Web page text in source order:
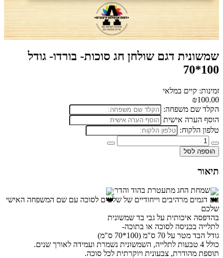
שמשונית דגם שולחן חג סוכות- בורדו- גודל
100*70
זמינות: קיים במלאי
₪100.00
הקלד שם משפחה:
הוסף הערה אישית
טלפון הלקוח:
הוספה לסל
תיאור
שמחת החג מתעטרת בהוד והדר
עם דגמים מרהיבים וייחודיים של שלטים לסוכה עם שם המשפחה האישי
שלכם
בהדפסה איכותית על גבי בד שמשונית
לתלייה בכניסה לסוכה או בתוכה-
גודל הבד מטר על 70 ס"מ (100*70 ס"מ)
כולל 4
טבעות לתלייה, השמשונית נשמרת ועמידה לאורך שנים.
תוספת מהודרת, צבעונית ויוקרתית לכל סוכה.